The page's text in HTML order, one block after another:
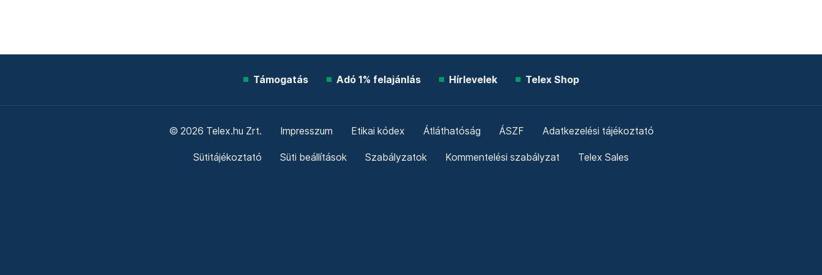
Támogatás Adó 1% felajánlás Hírlevelek Telex Shop
© 2026 Telex.hu Zrt. Impresszum Etikai kódex Átláthatóság ÁSZF Adatkezelési tájékoztató
Sütitájékoztató Süti beállítások Szabályzatok Kommentelési szabályzat Telex Sales